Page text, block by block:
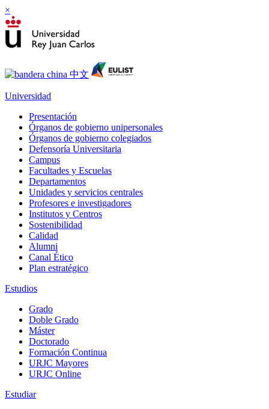
×
Universidad
Presentación
Órganos de gobierno unipersonales
Órganos de gobierno colegiados
Defensoría Universitaria
Campus
Facultades y Escuelas
Departamentos
Unidades y servicios centrales
Profesores e investigadores
Institutos y Centros
Sostenibilidad
Calidad
Alumni
Canal Ético
Plan estratégico
Estudios
Grado
Doble Grado
Máster
Doctorado
Formación Continua
URJC Mayores
URJC Online
Estudiar